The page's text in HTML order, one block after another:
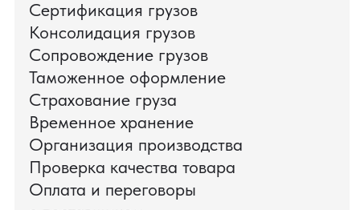
ПАО «Ростелеком» доверяет нам полный
цикл международных поставок — от
поиска и проверки поставщиков до
доставки оборудования.
Мы обеспечили полный цикл работ:
проверку продукции, логистику,
таможенное оформление и контроль
сроков. В результате все товары были
доставлены точно в срок и без
дополнительных рисков.
PRO TORG — проверенный партнёр по
международной логистике для ведущих
федеральных компаний.